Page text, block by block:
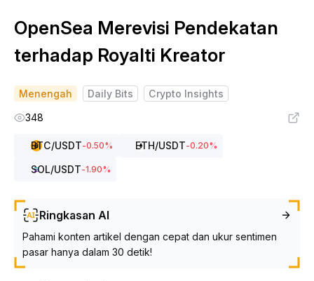
OpenSea Merevisi Pendekatan
terhadap Royalti Kreator
Menengah Daily Bits
Crypto Insights
348
BTC/USDT-0.50% ETH/USDT-0.20%
SOL/USDT-1.90%
Ringkasan AI
Pahami konten artikel dengan cepat dan ukur sentimen
pasar hanya dalam 30 detik!